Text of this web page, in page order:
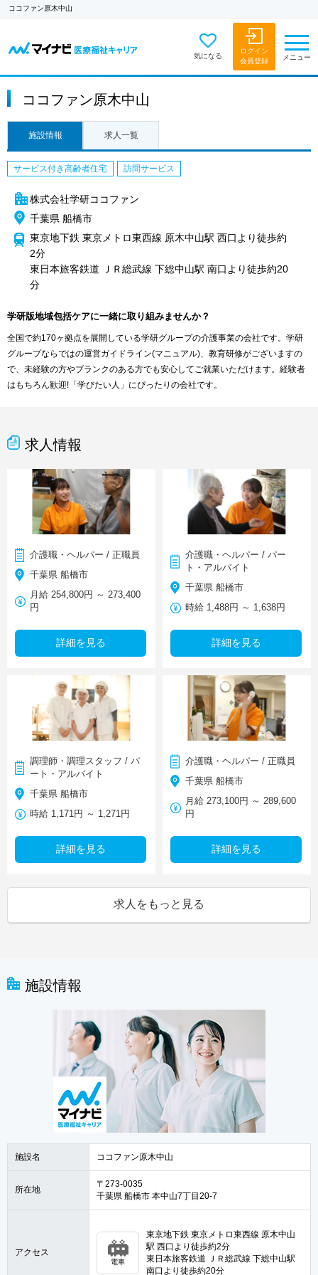
ココファン原木中山
気になる
ログイン
会員登録
メニュー
ココファン原木中山
施設情報 求人一覧
サービス付き高齢者住宅 訪問サービス
株式会社学研ココファン
千葉県 船橋市
東京地下鉄 東京メトロ東西線 原木中山駅 西口より徒歩約
2分
東日本旅客鉄道 ＪＲ総武線 下総中山駅 南口より徒歩約20
分
学研版地域包括ケアに一緒に取り組みませんか？
全国で約170ヶ拠点を展開している学研グループの介護事業の会社です。学研
グループならではの運営ガイドライン(マニュアル)、教育研修がございますの
で、未経験の方やブランクのある方でも安心してご就業いただけます。経験者
はもちろん歓迎!「学びたい人」にぴったりの会社です。
求人情報
介護職・ヘルパー / 正職員
千葉県 船橋市
月給 254,800円 ～ 273,400
円
詳細を見る
介護職・ヘルパー / パー
ト・アルバイト
千葉県 船橋市
時給 1,488円 ～ 1,638円
詳細を見る
調理師・調理スタッフ / パ
ート・アルバイト
千葉県 船橋市
時給 1,171円 ～ 1,271円
詳細を見る
介護職・ヘルパー / 正職員
千葉県 船橋市
月給 273,100円 ～ 289,600
円
詳細を見る
求人をもっと見る
施設情報
施設名 ココファン原木中山
所在地
〒273-0035
千葉県 船橋市 本中山7丁目20-7
アクセス
電車
東京地下鉄 東京メトロ東西線 原木中山
駅 西口より徒歩約2分
東日本旅客鉄道 ＪＲ総武線 下総中山駅
南口より徒歩約20分